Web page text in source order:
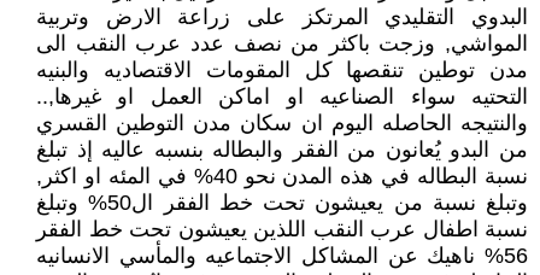
البدوي التقليدي المرتكز على زراعة الارض وتربية
المواشي, وزجت باكثر من نصف عدد عرب النقب الى
مدن توطين تنقصها كل المقومات الاقتصاديه والبنيه
التحتيه سواء الصناعيه او اماكن العمل او غيرها,..
والنتيجه الحاصله اليوم ان سكان مدن التوطين القسري
من البدو يُعانون من الفقر والبطاله بنسبه عاليه إذ تبلغ
نسبة البطاله في هذه المدن نحو 40% في المئه او اكثر,
وتبلغ نسبة من يعيشون تحت خط الفقر ال50% وتبلغ
نسبة اطفال عرب النقب اللذين يعيشون تحت خط الفقر
56% ناهيك عن المشاكل الاجتماعيه والمأسي الانسانيه